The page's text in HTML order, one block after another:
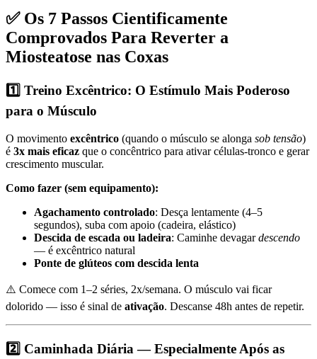
✅ Os 7 Passos Cientificamente
Comprovados Para Reverter a
Miosteatose nas Coxas
1️⃣ Treino Excêntrico: O Estímulo Mais Poderoso
para o Músculo
O movimento excêntrico (quando o músculo se alonga sob tensão)
é 3x mais eficaz que o concêntrico para ativar células-tronco e gerar
crescimento muscular.
Como fazer (sem equipamento):
Agachamento controlado: Desça lentamente (4–5
segundos), suba com apoio (cadeira, elástico)
Descida de escada ou ladeira: Caminhe devagardescendo
— é excêntrico natural
Ponte de glúteos com descida lenta
⚠️ Comece com 1–2 séries, 2x/semana. O músculo vai ficar
dolorido — isso é sinal de ativação. Descanse 48h antes de repetir.
2️⃣ Caminhada Diária — Especialmente Após as